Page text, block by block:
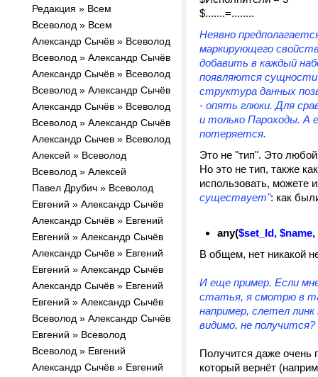
Редакция » Всем
Всеволод » Всем
Александр Сычёв » Всеволод
Всеволод » Александр Сычёв
Александр Сычёв » Всеволод
Всеволод » Александр Сычёв
Александр Сычёв » Всеволод
Всеволод » Александр Сычёв
Александр Сычев » Всеволод
Алексей » Всеволод
Всеволод » Алексей
Павел Друбич » Всеволод
Евгений » Александр Сычёв
Александр Сычёв » Евгений
Евгений » Александр Сычёв
Александр Сычёв » Евгений
Евгений » Александр Сычёв
Александр Сычёв » Евгений
Евгений » Александр Сычёв
Всеволод » Александр Сычёв
Евгений » Всеволод
Всеволод » Евгений
Александр Сычёв » Евгений
$.......=........
Неявно
маркирующего
добавить в каждый
появляются
структура данных
- опять глюки. Для
и только Пароходы. А
потеряется.
Это не "тип". Это
Но это не тип, также
использовать, можете
существует": как
any($set_Id, $name,
В общем, нет никакой
И еще пример. Если
статья, я смотрю в
например, слетел
видимо, не получится?
Получится даже очень
который вернёт